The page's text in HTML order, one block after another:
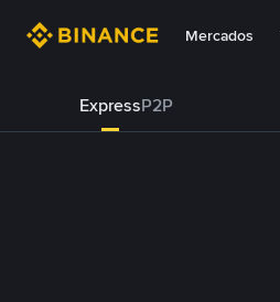
Mercados
ExpressP2P